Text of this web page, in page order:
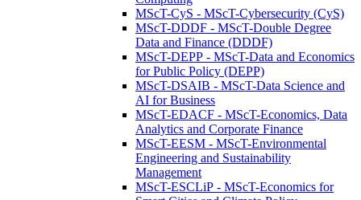
MScT-CyS - MScT-Cybersecurity (CyS)
MScT-DDDF - MScT-Double Degree
Data and Finance (DDDF)
MScT-DEPP - MScT-Data and Economics
for Public Policy (DEPP)
MScT-DSAIB - MScT-Data Science and
AI for Business
MScT-EDACF - MScT-Economics, Data
Analytics and Corporate Finance
MScT-EESM - MScT-Environmental
Engineering and Sustainability
Management
MScT-ESCLiP - MScT-Economics for